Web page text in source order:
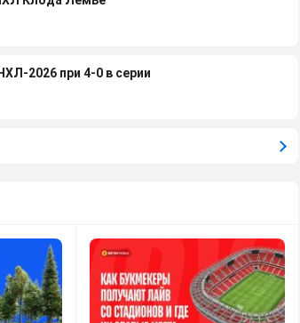
2026 при 4-0 в серии